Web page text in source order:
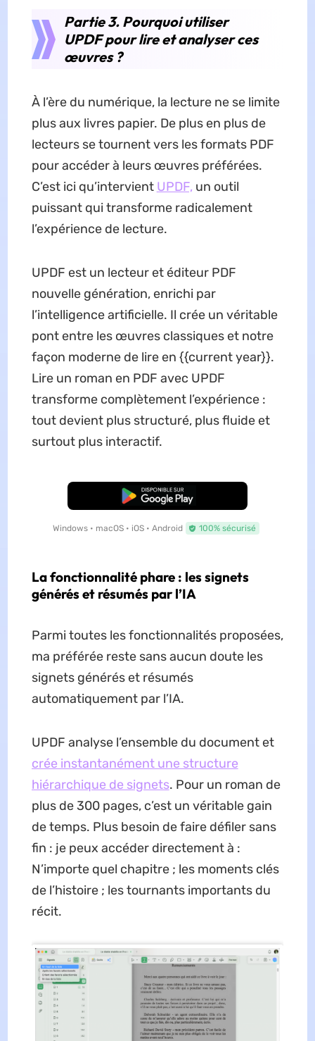
Partie 3. Pourquoi utiliser
UPDF pour lire et analyser ces
œuvres ?
À l’ère du numérique, la lecture ne se limite
plus aux livres papier. De plus en plus de
lecteurs se tournent vers les formats PDF
pour accéder à leurs œuvres préférées.
C’est ici qu’intervient UPDF,un outil
puissant qui transforme radicalement
l’expérience de lecture.
UPDF est un lecteur et éditeur PDF
nouvelle génération, enrichi par
l’intelligence artificielle. Il crée un véritable
pont entre les œuvres classiques et notre
façon moderne de lire en {{current year}}.
Lire un roman en PDF avec UPDF
transforme complètement l’expérience :
tout devient plus structuré, plus fluide et
surtout plus interactif.
TÉLÉCHARGER
Windows • macOS • iOS • Android 100% sécurisé
La fonctionnalité phare : les signets
générés et résumés par l’IA
Parmi toutes les fonctionnalités proposées,
ma préférée reste sans aucun doute les
signets générés et résumés
automatiquement par l’IA.
UPDF analyse l’ensemble du document et
crée instantanément une structure
hiérarchique de signets. Pour un roman de
plus de 300 pages, c’est un véritable gain
de temps. Plus besoin de faire défiler sans
fin : je peux accéder directement à :
N’importe quel chapitre ; les moments clés
de l’histoire ; les tournants importants du
récit.